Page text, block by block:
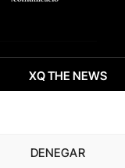
DENEGAR
XQ THE NEWS